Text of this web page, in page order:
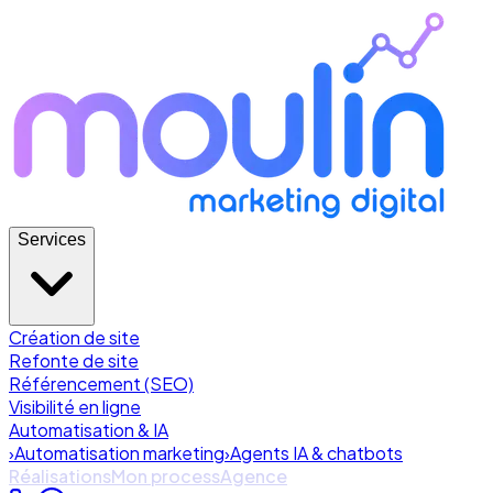
Services
Création de site
Refonte de site
Référencement (SEO)
Visibilité en ligne
Automatisation & IA
›Automatisation marketing›Agents IA & chatbots
RéalisationsMon processAgence